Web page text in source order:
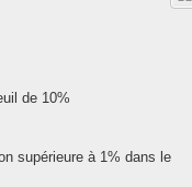
de 10%
supérieure à 1% dans le